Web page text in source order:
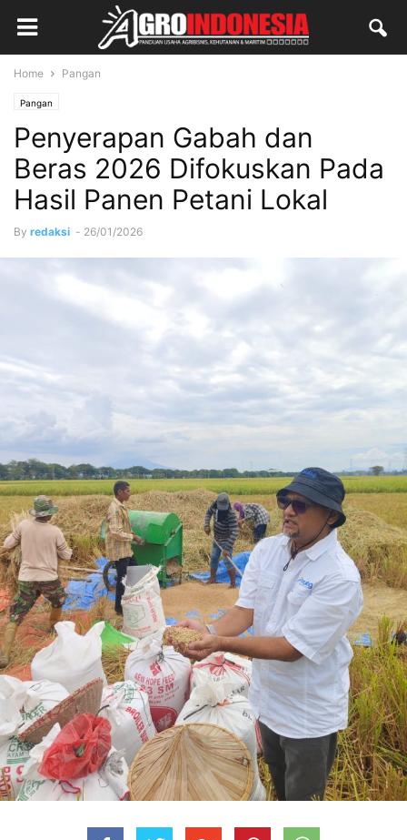
Home Pangan
Pangan
Penyerapan Gabah dan
Beras 2026 Difokuskan Pada
Hasil Panen Petani Lokal
By redaksi - 26/01/2026